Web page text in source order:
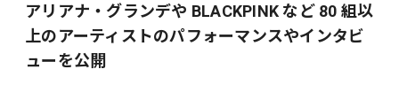
アリアナ・グランデや BLACKPINK など 80 組以
上のアーティストのパフォーマンスやインタビ
ューを公開